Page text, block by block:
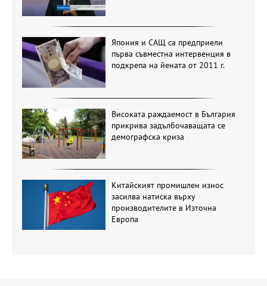
Япония и САЩ са предприели
първа съвместна интервенция в
подкрепа на йената от 2011 г.
Високата раждаемост в България
прикрива задълбочаващата се
демографска криза
Китайският промишлен износ
засилва натиска върху
производителите в Източна
Европа